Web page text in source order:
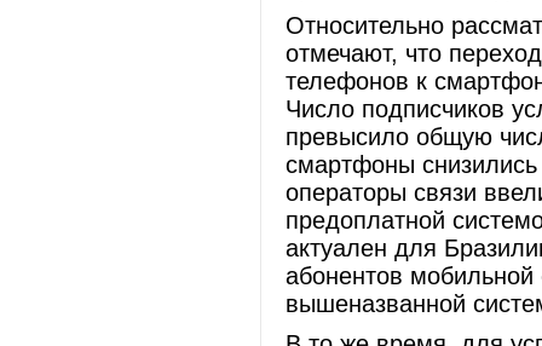
Относительно
отмечают, что
телефонов к
Число подписчиков
превысило общую
смартфоны
операторы связи
предоплатной
актуален для
абонентов
вышеназванной